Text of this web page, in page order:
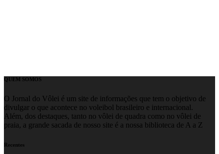
QUEM SOMOS
O Jornal do Vôlei é um site de informações que tem o objetivo de
divulgar o que acontece no voleibol brasileiro e internacional.
Além, dos destaques, tanto no vôlei de quadra como no vôlei de
praia, a grande sacada de nosso site é a nossa biblioteca de A a Z
Recentes